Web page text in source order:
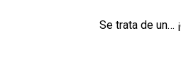
Se trata de un…